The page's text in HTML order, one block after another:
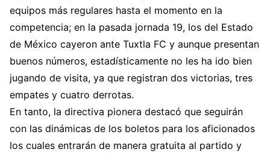
equipos más regulares hasta el momento en la
competencia; en la pasada jornada 19, los del Estado
de México cayeron ante Tuxtla FC y aunque presentan
buenos números, estadísticamente no les ha ido bien
jugando de visita, ya que registran dos victorias, tres
empates y cuatro derrotas.
En tanto, la directiva pionera destacó que seguirán
con las dinámicas de los boletos para los aficionados
los cuales entrarán de manera gratuita al partido y